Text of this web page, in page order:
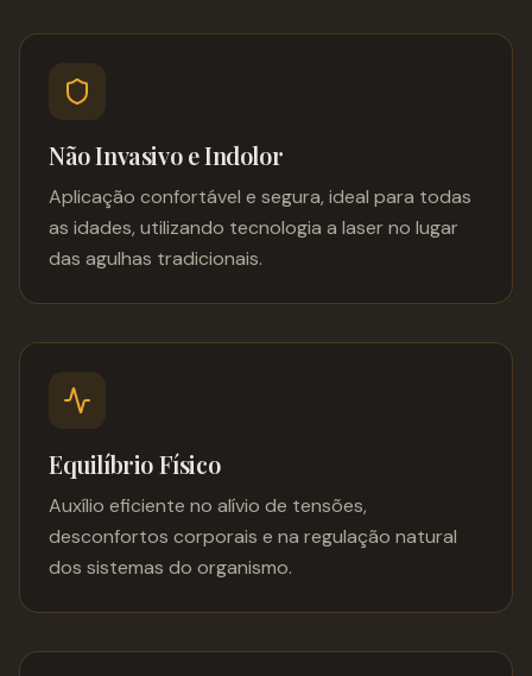
Não Invasivo e Indolor
Aplicação confortável e segura, ideal para todas
as idades, utilizando tecnologia a laser no lugar
das agulhas tradicionais.
Equilíbrio Físico
Auxílio eficiente no alívio de tensões,
desconfortos corporais e na regulação natural
dos sistemas do organismo.